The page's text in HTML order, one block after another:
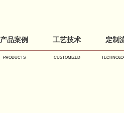
产品案例
PRODUCTS
工艺技术
CUSTOMIZED
定制